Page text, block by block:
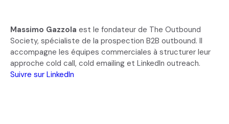
Massimo Gazzola est le fondateur de The Outbound
Society, spécialiste de la prospection B2B outbound. Il
accompagne les équipes commerciales à structurer leur
approche cold call, cold emailing et LinkedIn outreach.
Suivre sur LinkedIn